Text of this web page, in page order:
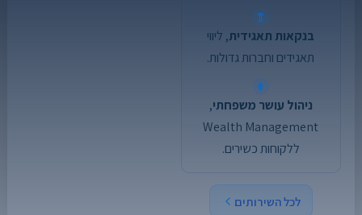
בנקאות תאגידית, ליווי
תאגידים וחברות גדולות.
ניהול עושר משפחתי,
Wealth Management
ללקוחות כשירים.
לכל השירותים